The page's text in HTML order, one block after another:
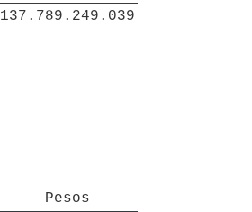
137.789.249.039
Pesos